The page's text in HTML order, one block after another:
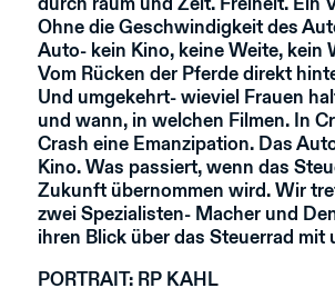
Ohne die Geschwindigkeit des
Auto- kein Kino, keine Weite, kein
Vom Rücken der Pferde direkt
Und umgekehrt- wieviel Frauen
und wann, in welchen Filmen. In
Crash eine Emanzipation. Das
Kino. Was passiert, wenn das
Zukunft übernommen wird. Wir
zwei Spezialisten- Macher und
ihren Blick über das Steuerrad mit
PORTRAIT: RP KAHL